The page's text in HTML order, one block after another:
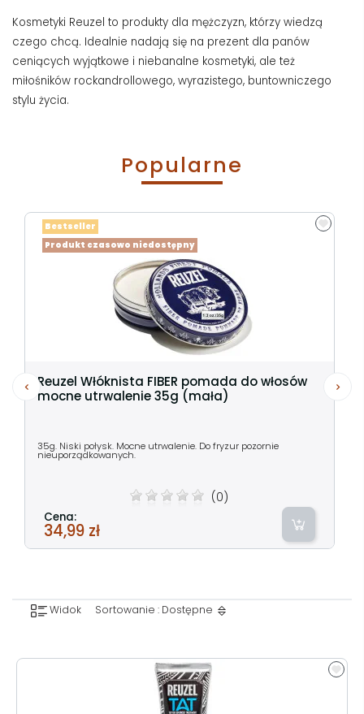
Kosmetyki Reuzel to produkty dla mężczyzn, którzy wiedzą
czego chcą. Idealnie nadają się na prezent dla panów
ceniących wyjątkowe i niebanalne kosmetyki, ale też
miłośników rockandrollowego, wyrazistego, buntowniczego
stylu życia.
Popularne
Reuzel Włóknista FIBER pomada do włosów
mocne utrwalenie 35g (mała)
35g. Niski połysk. Mocne utrwalenie. Do fryzur pozornie
nieuporządkowanych.
(0)
Cena:
34,99 zł
Produkt czasowo niedostępny
Bestseller
Widok Sortowanie : Dostępne